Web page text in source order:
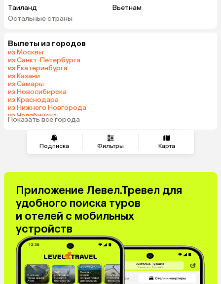
Подписка Фильтры Карта
Таиланд
Вьетнам
ОАЭ
Беларусь
Шри-Ланка
Азербайджан
Катар
Гонконг
Куба
Венгрия
Остальные страны
Вылеты из городов
из Москвы
из Санкт-Петербурга
из Екатеринбурга
из Казани
из Самары
из Новосибирска
из Краснодара
из Нижнего Новгорода
из Челябинска
из Минеральных Вод
Показать все города
Приложение Левел.Тревел для
удобного поиска туров
и отелей с мобильных
устройств